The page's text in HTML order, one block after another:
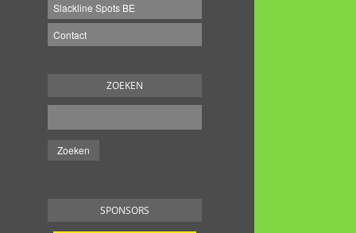
Slackline Spots BE
Contact
ZOEKEN
SPONSORS